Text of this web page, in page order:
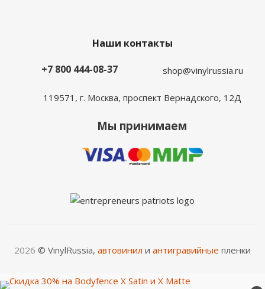
Наши контакты
+7 800 444-08-37
shop@vinylrussia.ru
119571, г. Москва, проспект Вернадского, 12Д
Мы принимаем
2026 © VinylRussia, автовинил и антигравийные пленки